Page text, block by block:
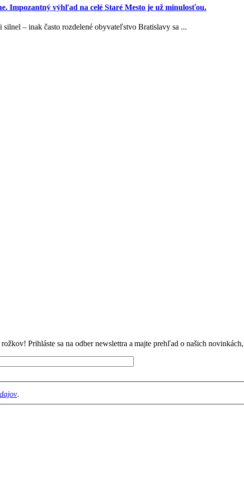
Impozantný výhľad na celé Staré Mesto je už minulosťou.
– inak často rozdelené obyvateľstvo Bratislavy sa ...
Prihláste sa na odber newslettra a majte prehľad o našich
.